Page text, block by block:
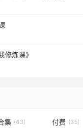
修炼课》
集 (43) 付费 (35)